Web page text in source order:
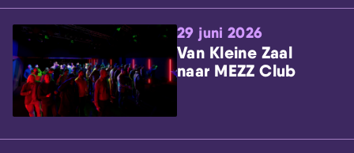
Skip navigatie
29 juni 2026
Van Kleine Zaal
naar MEZZ Club